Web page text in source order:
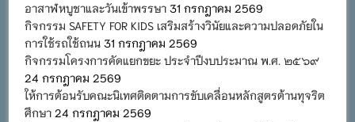
อาสาฬหบูชาและวันเข้าพรรษา 31 กรกฎาคม 2569
กิจกรรม SAFETY FOR KIDS เสริมสร้างวินัยและความปลอดภัยใน
การใช้รถใช้ถนน 31 กรกฎาคม 2569
กิจกรรมโครงการคัดแยกขยะ ประจำปีงบประมาณ พ.ศ. ๒๕๖๙
24 กรกฎาคม 2569
ให้การต้อนรับคณะนิเทศติดตามการขับเคลื่อนหลักสูตรต้านทุจริต
ศึกษา 24 กรกฎาคม 2569